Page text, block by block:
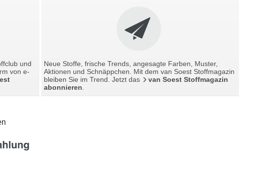
und
von e-
Neue Stoffe, frische Trends, angesagte Farben, Muster,
Aktionen und Schnäppchen. Mit dem van Soest Stoffmagazin
bleiben Sie im Trend. Jetzt das
van Soest Stoffmagazin
abonnieren